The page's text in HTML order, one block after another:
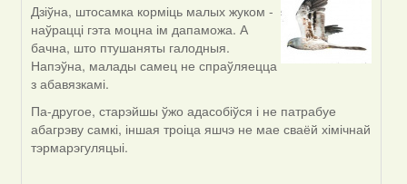
In
reply
to
by
Feather
Дзіўна, штосамка корміць малых жуком -
наўрацці гэта моцна ім дапаможа. А
бачна, што птушаняты галодныя.
Напэўна, малады самец не спраўляецца
з абавязкамі.
Па-другое, старэйшы ўжо адасобіўся і не патрабуе
абагрэву самкі, іншая троіца яшчэ не мае сваёй хімічнай
тэрмарэгуляцыі.